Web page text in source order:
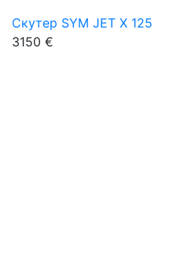
Скутер SYM JET X 125
3150 €